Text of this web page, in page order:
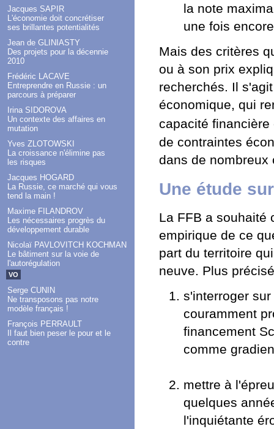
Jacques SAPIR
L'économie doit concrétiser
ses brillantes potentialités
Jean de GLINIASTY
Des projets pour la décennie
2010
Frédéric LACAVE
Entreprendre en Russie : un
parcours à préparer
Irina SIDOROVA
Un contexte des affaires en
mutation
Yves ZLOTOWSKI
La croissance n'élimine pas
les risques
Jacques HOGARD
La Russie, ce marché qui vous
tend la main !
Maxime FILANDROV
Les nécessaires progrès du
développement durable
Nicolaï PAVLOVITCH KOCHMAN
Le bâtiment sur la voie de
l'autorégulation
VO
Serge CUNIN
Ne transposons pas notre
modèle français !
François PERRAULT
Il faut bien peser le pour et le
contre
la note
une fois
Mais des critères
ou à son prix
recherchés. Il
économique, qui
capacité financière
de contraintes
dans de nombreux
Une étude
La FFB a souhaité
empirique de ce
part du territoire
neuve. Plus
s'interroger
couramment
financement
comme
mettre à
quelques
l'inquiétante